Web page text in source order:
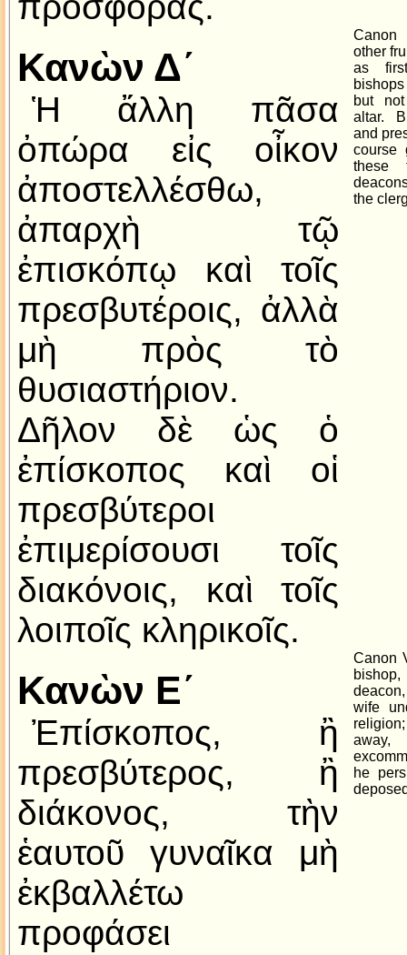
Κανὼν Δ´
Ἡ ἄλλη πᾶσα
ὀπώρα εἰς οἶκον
ἀποστελλέσθω,
ἀπαρχὴ τῷ
ἐπισκόπῳ καὶ τοῖς
πρεσβυτέροις, ἀλλὰ
μὴ πρὸς τὸ
θυσιαστήριον.
Δῆλον δὲ ὡς ὁ
ἐπίσκοπος καὶ οἱ
πρεσβύτεροι
ἐπιμερίσουσι τοῖς
διακόνοις, καὶ τοῖς
λοιποῖς κληρικοῖς.
other
as
but
altar.
and
course
these
the
Κανὼν Ε´
Ἐπίσκοπος, ἢ
πρεσβύτερος, ἢ
διάκονος, τὴν
ἑαυτοῦ γυναῖκα μὴ
ἐκβαλλέτω
προφάσει
Canon
wife
he